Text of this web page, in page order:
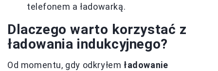
telefonem a ładowarką.
Dlaczego warto korzystać z
ładowania indukcyjnego?
Od momentu, gdy odkryłem ładowanie